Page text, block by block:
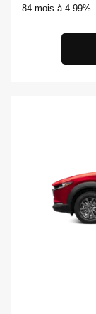
84 mois à 4.99%